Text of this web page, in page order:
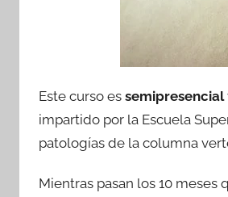
Este curso es semipresencial
impartido por la Escuela
patologías de la columna
Mientras pasan los 10